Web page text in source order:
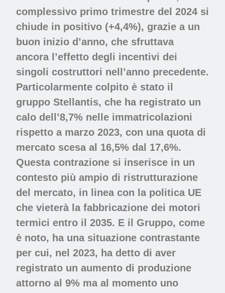
complessivo primo trimestre del 2024 si
chiude in positivo (+4,4%), grazie a un
buon inizio d’anno, che sfruttava
ancora l’effetto degli incentivi dei
singoli costruttori nell’anno precedente.
Particolarmente colpito è stato il
gruppo Stellantis, che ha registrato un
calo dell’8,7% nelle immatricolazioni
rispetto a marzo 2023, con una quota di
mercato scesa al 16,5% dal 17,6%.
Questa contrazione si inserisce in un
contesto più ampio di ristrutturazione
del mercato, in linea con la politica UE
che vieterà la fabbricazione dei motori
termici entro il 2035. E il Gruppo, come
è noto, ha una situazione contrastante
per cui, nel 2023, ha detto di aver
registrato un aumento di produzione
attorno al 9% ma al momento uno